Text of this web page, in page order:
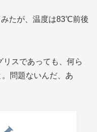
たが、温度は83℃前後
スであっても、何ら
問題ないんだ、あ